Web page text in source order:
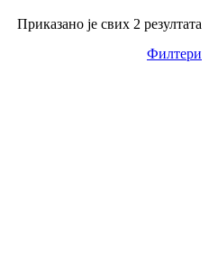
Приказано је свих 2 резултата
Филтери